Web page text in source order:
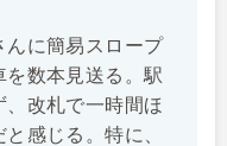
んに簡易スロープ
を数本見送る。駅
、改札で一時間ほ
感じる。特に、